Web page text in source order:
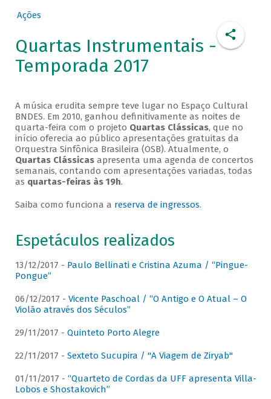
Ações
Quartas Instrumentais -
Temporada 2017
A música erudita sempre teve lugar no Espaço Cultural
BNDES. Em 2010, ganhou definitivamente as noites de
quarta-feira com o projeto Quartas Clássicas, que no
início oferecia ao público apresentações gratuitas da
Orquestra Sinfônica Brasileira (OSB). Atualmente, o
Quartas Clássicasapresenta uma agenda de concertos
semanais, contando com apresentações variadas, todas
as quartas-feiras às 19h.
Saiba como funciona a reserva de ingressos.
Espetáculos realizados
13/12/2017 - Paulo Bellinati e Cristina Azuma / “Pingue-
Pongue”
06/12/2017 - Vicente Paschoal / “O Antigo e O Atual – O
Violão através dos Séculos”
29/11/2017 - Quinteto Porto Alegre
22/11/2017 - Sexteto Sucupira / "A Viagem de Ziryab"
01/11/2017 - “Quarteto de Cordas da UFF apresenta Villa-
Lobos e Shostakovich”